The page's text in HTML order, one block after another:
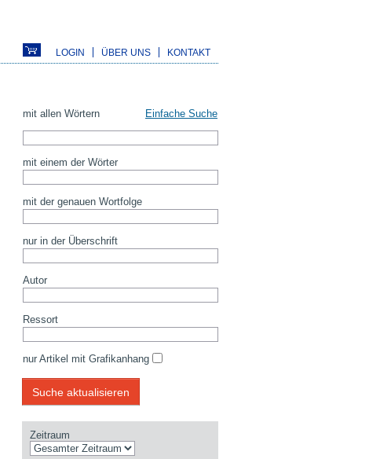
LOGIN ÜBER UNS KONTAKT
mit allen Wörtern Einfache Suche
mit einem der Wörter
mit der genauen Wortfolge
nur in der Überschrift
Autor
Ressort
nur Artikel mit Grafikanhang
Zeitraum